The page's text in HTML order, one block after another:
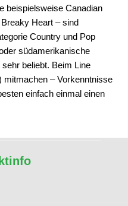
beispielsweise Canadian
Heart – sind
Country und Pop
südamerikanische
beliebt. Beim Line
mitmachen – Vorkenntnisse
einfach einmal einen